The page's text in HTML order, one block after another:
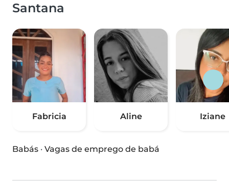
Santana
Fabricia Aline Iziane
Babás · Vagas de emprego de babá